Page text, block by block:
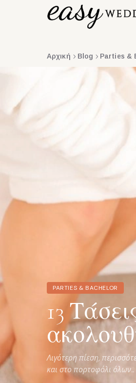
Αρχική Blog Parties &
PARTIES & BACHELOR
13
Λιγότερη πίεση,
και στο πορτοφόλι όλων..